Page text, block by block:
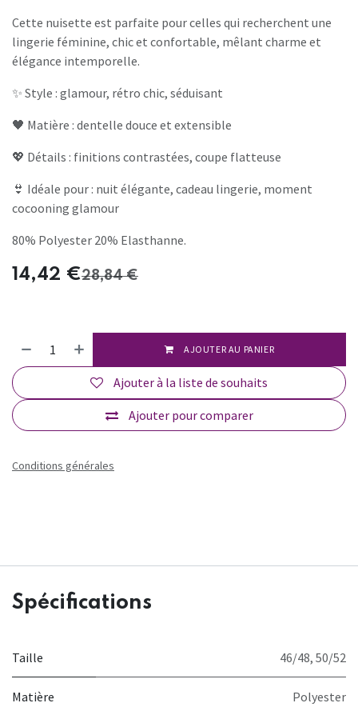
Cette nuisette est parfaite pour celles qui recherchent une
lingerie féminine, chic et confortable, mêlant charme et
élégance intemporelle.
✨ Style : glamour, rétro chic, séduisant
🖤 Matière : dentelle douce et extensible
💖 Détails : finitions contrastées, coupe flatteuse
👙 Idéale pour : nuit élégante, cadeau lingerie, moment
cocooning glamour
80% Polyester 20% Elasthanne.
14,42 €28,84€
AJOUTER AU PANIER
Ajouter pour comparer
Ajouter à la liste de souhaits
Conditions générales
Spécifications
Taille 46/48, 50/52
Matière Polyester